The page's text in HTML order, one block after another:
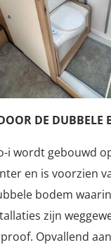
DE DUBBELE
i wordt gebouwd
en is voorzien
bodem
zijn
Opvallend